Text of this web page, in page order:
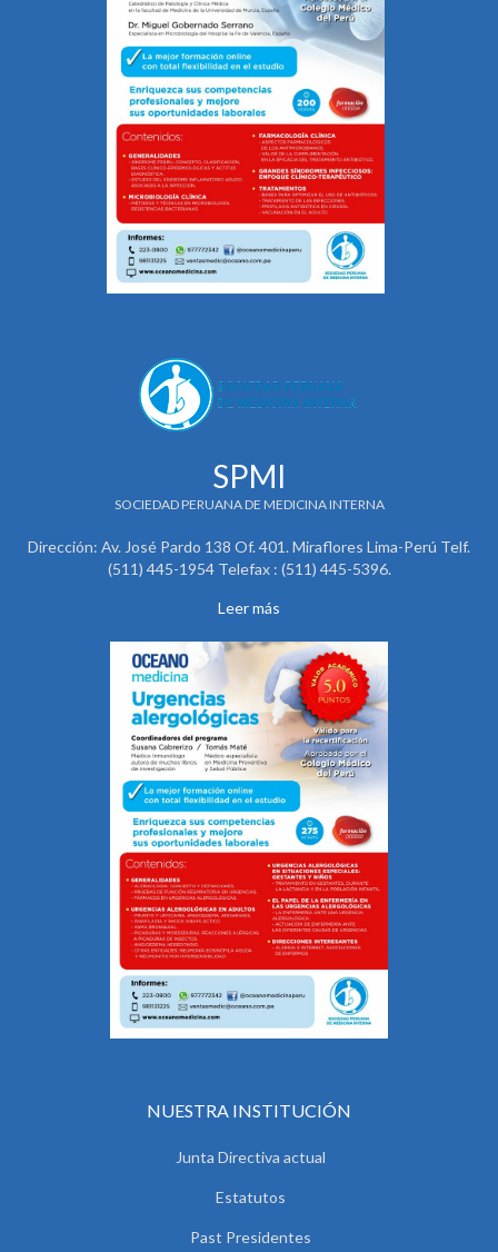
SPMI
SOCIEDAD PERUANA DE MEDICINA INTERNA
Dirección: Av. José Pardo 138 Of. 401. Miraflores Lima-Perú Telf.
(511) 445-1954 Telefax : (511) 445-5396.
Leer más
NUESTRA INSTITUCIÓN
Junta Directiva actual
Estatutos
Past Presidentes